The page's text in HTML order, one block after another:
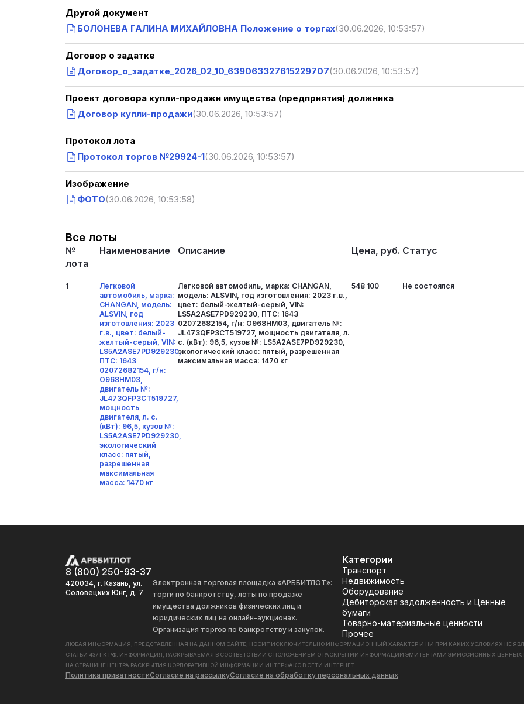
Другой документ
БОЛОНЕВА ГАЛИНА МИХАЙЛОВНА Положение о торгах(30.06.2026, 10:53:57)
Договор о задатке
Договор_о_задатке_2026_02_10_639063327615229707(30.06.2026, 10:53:57)
Проект договора купли-продажи имущества (предприятия) должника
Договор купли-продажи(30.06.2026, 10:53:57)
Протокол лота
Протокол торгов №29924-1(30.06.2026, 10:53:57)
Изображение
ФОТО(30.06.2026, 10:53:58)
Все лоты
№
лота
Наименование Описание Цена, руб. Статус
1
Легковой
автомобиль, марка:
CHANGAN, модель:
ALSVIN, год
изготовления: 2023
г.в., цвет: белый-
желтый-серый, VIN:
LS5A2ASE7PD929230,
ПТС: 1643
02072682154, г/н:
О968HM03,
двигатель №:
JL473QFP3CT519727,
мощность
двигателя, л. с.
(кВт): 96,5, кузов №:
LS5A2ASE7PD929230,
экологический
класс: пятый,
разрешенная
максимальная
масса: 1470 кг
Легковой автомобиль, марка: CHANGAN,
модель: ALSVIN, год изготовления: 2023 г.в.,
цвет: белый-желтый-серый, VIN:
LS5A2ASE7PD929230, ПТС: 1643
02072682154, г/н: О968HM03, двигатель №:
JL473QFP3CT519727, мощность двигателя, л.
с. (кВт): 96,5, кузов №: LS5A2ASE7PD929230,
экологический класс: пятый, разрешенная
максимальная масса: 1470 кг
548 100 Не состоялся
8 (800) 250-93-37
420034, г. Казань, ул.
Соловецких Юнг, д. 7
Электронная торговая площадка «АРББИТЛОТ»:
торги по банкротству, лоты по продаже
имущества должников физических лиц и
юридических лиц на онлайн-аукционах.
Организация торгов по банкротству и закупок.
Категории
Транспорт
Недвижимость
Оборудование
Дебиторская задолженность и Ценные
бумаги
Товарно-материальные ценности
Прочее
ЛЮБАЯ ИНФОРМАЦИЯ, ПРЕДСТАВЛЕННАЯ НА ДАННОМ САЙТЕ, НОСИТ ИСКЛЮЧИТЕЛЬНО ИНФОРМАЦИОННЫЙ ХАРАКТЕР И НИ ПРИ КАКИХ УСЛОВИЯХ НЕ
СТАТЬИ 437 ГК РФ. ИНФОРМАЦИЯ, РАСКРЫВАЕМАЯ В СООТВЕТСТВИИ С ПОЛОЖЕНИЕМ О РАСКРЫТИИ ИНФОРМАЦИИ ЭМИТЕНТАМИ ЭМИССИОННЫХ ЦЕННЫХ
НА СТРАНИЦЕ ЦЕНТРА РАСКРЫТИЯ КОРПОРАТИВНОЙ ИНФОРМАЦИИ ИНТЕРФАКС В СЕТИ ИНТЕРНЕТ
Политика приватностиСогласие на рассылкуСогласие на обработку персональных данных